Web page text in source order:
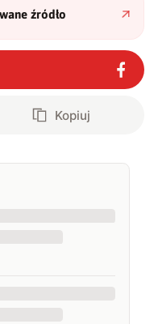
źródło
Kopiuj